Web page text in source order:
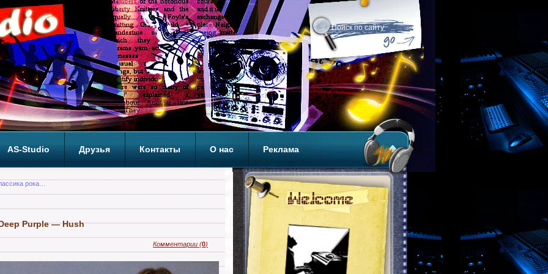
AS-Studio Друзья Контакты О нас Реклама
рока…
Purple — Hush
Комментарии (0)